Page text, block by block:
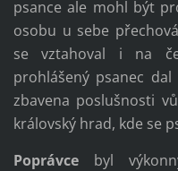
psance ale mohl být
osobu u sebe
se vztahoval i na
prohlášený psanec
zbavena poslušnosti
královský hrad, kde se
Poprávcebyl